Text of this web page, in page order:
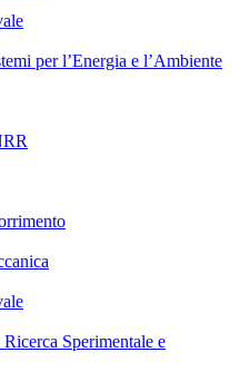
per l’Energia e l’Ambiente
Sperimentale e